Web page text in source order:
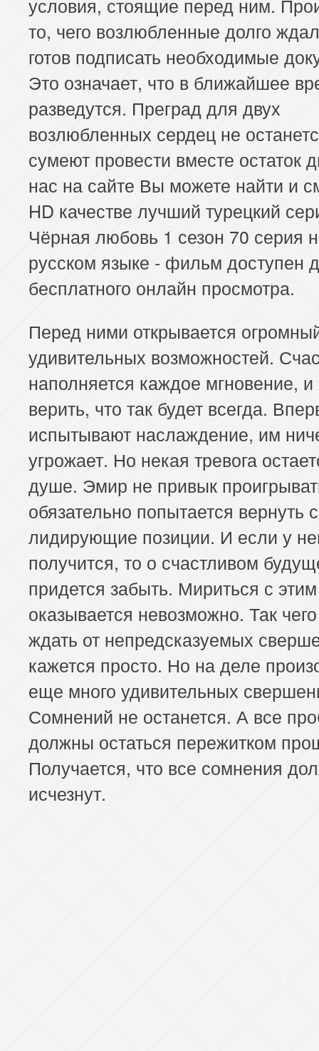
то, чего возлюбленные долго
готов подписать необходимые
Это означает, что в ближайшее
разведутся. Преград для двух
возлюбленных сердец не
сумеют провести вместе остаток
нас на сайте Вы можете найти и
HD качестве лучший турецкий
Чёрная любовь 1 сезон 70 серия
русском языке - фильм доступен
бесплатного онлайн просмотра.
Перед ними открывается
удивительных возможностей.
наполняется каждое мгновение, и
верить, что так будет всегда.
испытывают наслаждение, им
угрожает. Но некая тревога
душе. Эмир не привык
обязательно попытается вернуть
лидирующие позиции. И если у
получится, то о счастливом
придется забыть. Мириться с этим
оказывается невозможно. Так
ждать от непредсказуемых
кажется просто. Но на деле
еще много удивительных
Сомнений не останется. А все
должны остаться пережитком
Получается, что все сомнения
исчезнут.